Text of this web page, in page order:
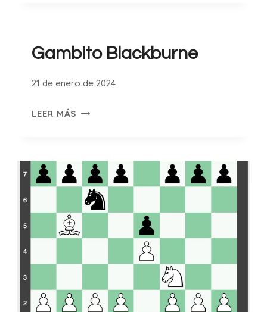
Gambito Blackburne
21 de enero de 2024
LEER MÁS GAMBITO